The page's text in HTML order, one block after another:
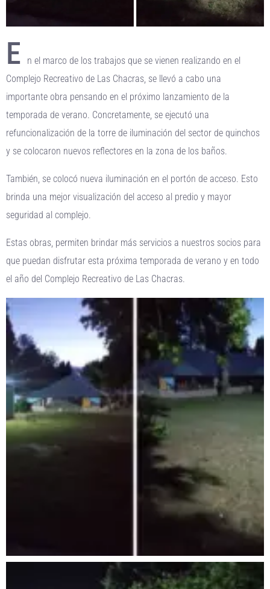
E
n el marco de los trabajos que se vienen realizando en el
Complejo Recreativo de Las Chacras, se llevó a cabo una
importante obra pensando en el próximo lanzamiento de la
temporada de verano. Concretamente, se ejecutó una
refuncionalización de la torre de iluminación del sector de quinchos
y se colocaron nuevos reflectores en la zona de los baños.
También, se colocó nueva iluminación en el portón de acceso. Esto
brinda una mejor visualización del acceso al predio y mayor
seguridad al complejo.
Estas obras, permiten brindar más servicios a nuestros socios para
que puedan disfrutar esta próxima temporada de verano y en todo
el año del Complejo Recreativo de Las Chacras.